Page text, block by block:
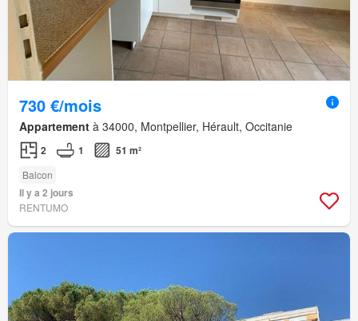
730 €/mois
Appartement à 34000, Montpellier, Hérault, Occitanie
2 1 51 m²
Balcon
Il y a 2 jours
RENTUMO